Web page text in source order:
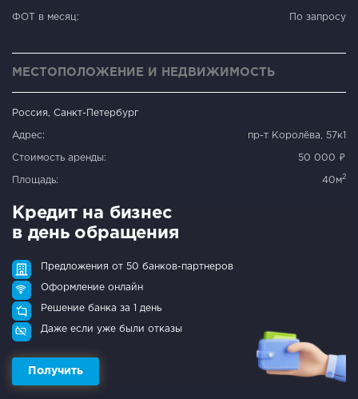
ФОТ в месяц: По запросу
МЕСТОПОЛОЖЕНИЕ И НЕДВИЖИМОСТЬ
Россия, Санкт-Петербург
Адрес: пр-т Королёва, 57к1
Стоимость аренды: 50 000 ₽
Площадь: 40м2
Кредит на бизнес
в день обращения
Предложения от 50 банков-партнеров
Оформление онлайн
Решение банка за 1 день
Даже если уже были отказы
Получить